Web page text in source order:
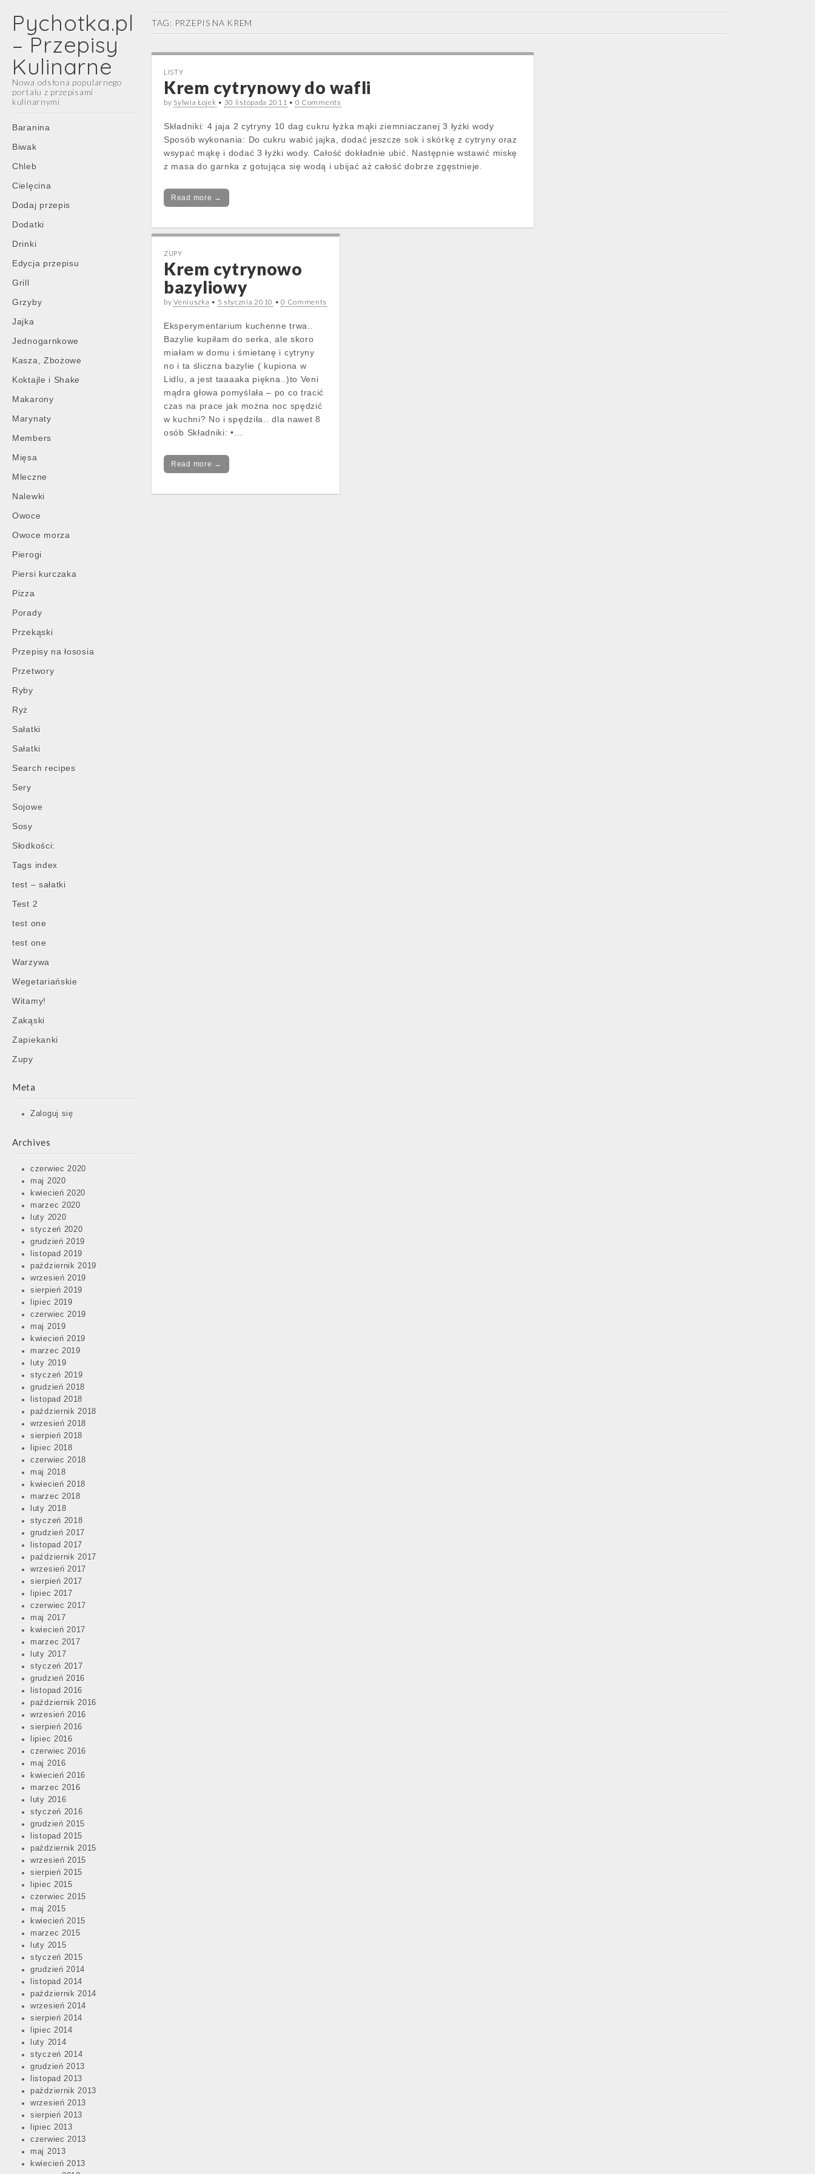
Pychotka.pl
– Przepisy
Kulinarne
Nowa odsłona popularnego
portalu z przepisami
kulinarnymi
Main
menu
Skip
content
Baranina
Biwak
Chleb
Cielęcina
Dodaj przepis
Dodatki
Drinki
Edycja przepisu
Grill
Grzyby
Jajka
Jednogarnkowe
Kasza, Zbożowe
Koktajle i Shake
Makarony
Marynaty
Members
Mięsa
Mleczne
Nalewki
Owoce
Owoce morza
Pierogi
Piersi kurczaka
Pizza
Porady
Przekąski
Przepisy na łososia
Przetwory
Ryby
Ryż
Sałatki
Sałatki
Search recipes
Sery
Sojowe
Sosy
Słodkości:
Tags index
test – sałatki
Test 2
test one
test one
Warzywa
Wegetariańskie
Witamy!
Zakąski
Zapiekanki
Zupy
Meta
Zaloguj się
Archives
czerwiec 2020
maj 2020
kwiecień 2020
marzec 2020
luty 2020
styczeń 2020
grudzień 2019
listopad 2019
październik 2019
wrzesień 2019
sierpień 2019
lipiec 2019
czerwiec 2019
maj 2019
kwiecień 2019
marzec 2019
luty 2019
styczeń 2019
grudzień 2018
listopad 2018
październik 2018
wrzesień 2018
sierpień 2018
lipiec 2018
czerwiec 2018
maj 2018
kwiecień 2018
marzec 2018
luty 2018
styczeń 2018
grudzień 2017
listopad 2017
październik 2017
wrzesień 2017
sierpień 2017
lipiec 2017
czerwiec 2017
maj 2017
kwiecień 2017
marzec 2017
luty 2017
styczeń 2017
grudzień 2016
listopad 2016
październik 2016
wrzesień 2016
sierpień 2016
lipiec 2016
czerwiec 2016
maj 2016
kwiecień 2016
marzec 2016
luty 2016
styczeń 2016
grudzień 2015
listopad 2015
październik 2015
wrzesień 2015
sierpień 2015
lipiec 2015
czerwiec 2015
maj 2015
kwiecień 2015
marzec 2015
luty 2015
styczeń 2015
grudzień 2014
listopad 2014
październik 2014
wrzesień 2014
sierpień 2014
lipiec 2014
luty 2014
styczeń 2014
grudzień 2013
listopad 2013
październik 2013
wrzesień 2013
sierpień 2013
lipiec 2013
czerwiec 2013
maj 2013
kwiecień 2013
TAG: PRZEPIS NA KREM
LISTY
Krem cytrynowy do wafli
by Sylwia Łojek • 30 listopada 2011 • 0 Comments
Składniki: 4 jaja 2 cytryny 10 dag cukru łyżka mąki ziemniaczanej 3 łyżki wody
Sposób wykonania: Do cukru wabić jajka, dodać jeszcze sok i skórkę z cytryny oraz
wsypać mąkę i dodać 3 łyżki wody. Całość dokładnie ubić. Następnie wstawić miskę
z masa do garnka z gotująca się wodą i ubijać aż całość dobrze zgęstnieje.
Read more →
ZUPY
Krem cytrynowo
bazyliowy
byVeniuszka • 5 stycznia 2010 •0 Comments
Eksperymentarium kuchenne trwa..
Bazylie kupiłam do serka, ale skoro
miałam w domu i śmietanę i cytryny
no i ta śliczna bazylie ( kupiona w
Lidlu, a jest taaaaka piękna..)to Veni
mądra głowa pomyślała – po co tracić
czas na prace jak można noc spędzić
w kuchni? No i spędziła.. dla nawet 8
osób Składniki: •…
Read more →